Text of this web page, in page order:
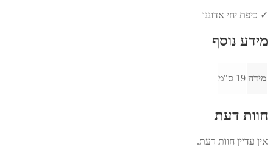
✓ כיפת יחי אדוננו
מידע נוסף
מידה 19 ס"מ
חוות דעת
אין עדיין חוות דעת.